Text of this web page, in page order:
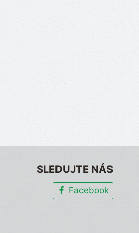
SLEDUJTE NÁS
Facebook